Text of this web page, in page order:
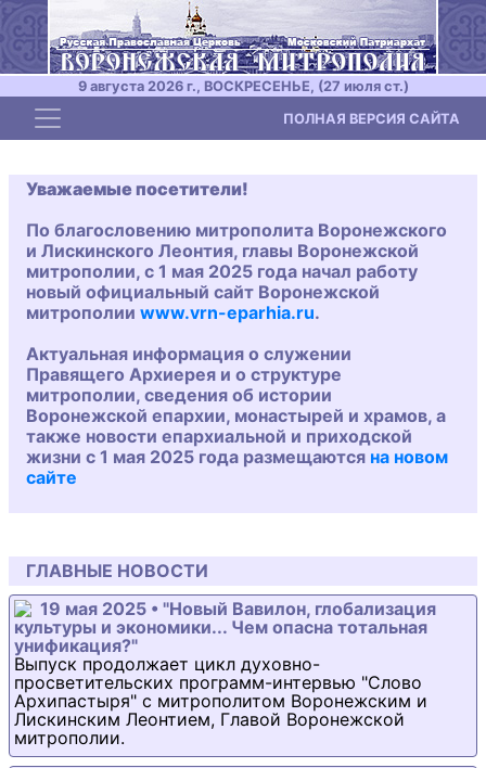
9 августа 2026 г., ВОСКРЕСЕНЬЕ, (27 июля ст.)
Toggle navigation ПОЛНАЯ ВЕРСИЯ САЙТА
Уважаемые посетители!
По благословению митрополита Воронежского
и Лискинского Леонтия, главы Воронежской
митрополии, с 1 мая 2025 года начал работу
новый официальный сайт Воронежской
митрополии www.vrn-eparhia.ru.
Актуальная информация о служении
Правящего Архиерея и о структуре
митрополии, сведения об истории
Воронежской епархии, монастырей и храмов, а
также новости епархиальной и приходской
жизни с 1 мая 2025 года размещаются на новом
сайте
ГЛАВНЫЕ НОВОСТИ
19 мая 2025 • "Новый Вавилон, глобализация
культуры и экономики... Чем опасна тотальная
унификация?"
Выпуск продолжает цикл духовно-
просветительских программ-интервью "Слово
Архипастыря" с митрополитом Воронежским и
Лискинским Леонтием, Главой Воронежской
митрополии.